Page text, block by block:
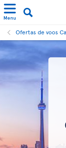
Menu
Ofertas de voos